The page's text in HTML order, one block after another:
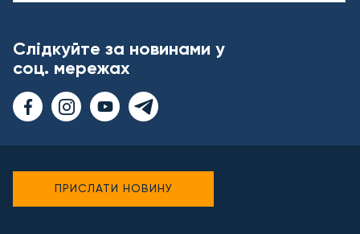
Слідкуйте за новинами у
соц. мережах
ПРИСЛАТИ НОВИНУ